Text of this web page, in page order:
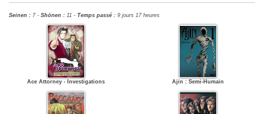
Seinen : 7 - Shōnen : 11 - Temps passé : 9 jours 17 heures
Ace Attorney - Investigations Ajin : Semi-Humain